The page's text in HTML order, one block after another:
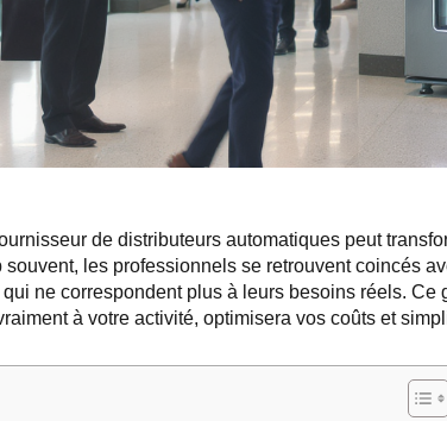
de distributeurs automatiques peut
souvent, les professionnels se retrouvent coincés
ne correspondent plus à leurs besoins réels.
à votre activité, optimisera vos coûts et